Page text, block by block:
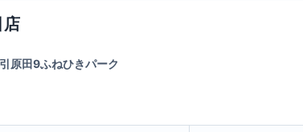
店
原田9ふねひきパーク